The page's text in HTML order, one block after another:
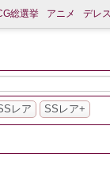
総選挙 アニメ デレ
レア SSレア+